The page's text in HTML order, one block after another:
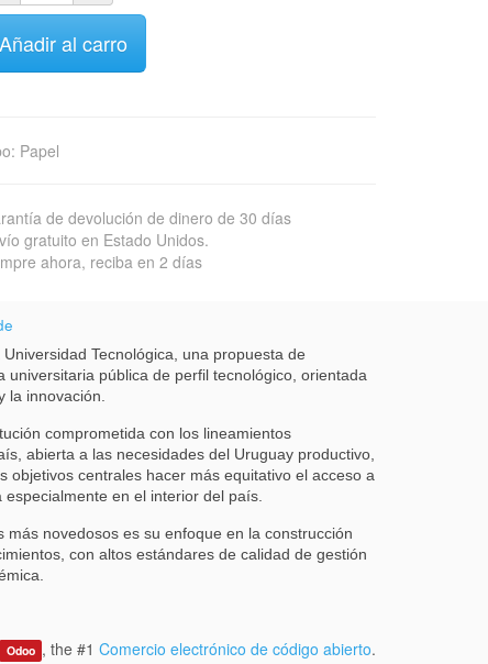
Añadir al carro
: Papel
de devolución de dinero de 30 días
gratuito en Estado Unidos.
ahora, reciba en 2 días
Tecnológica, una propuesta de
universitaria pública de perfil tecnológico, orientada
la innovación.
comprometida con los lineamientos
abierta a las necesidades del Uruguay productivo,
objetivos centrales hacer más equitativo el acceso a
especialmente en el interior del país.
más novedosos es su enfoque en la construcción
con altos estándares de calidad de gestión
Odoo , the #1 Comercio electrónico de código abierto.